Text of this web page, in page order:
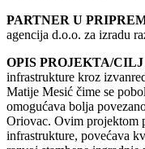
PARTNER U
agencija d.o.o. za izradu
OPIS PROJEKTA/
infrastrukture kroz
Matije Mesić čime se
omogućava bolja
Oriovac. Ovim projektom
infrastrukture, povećava